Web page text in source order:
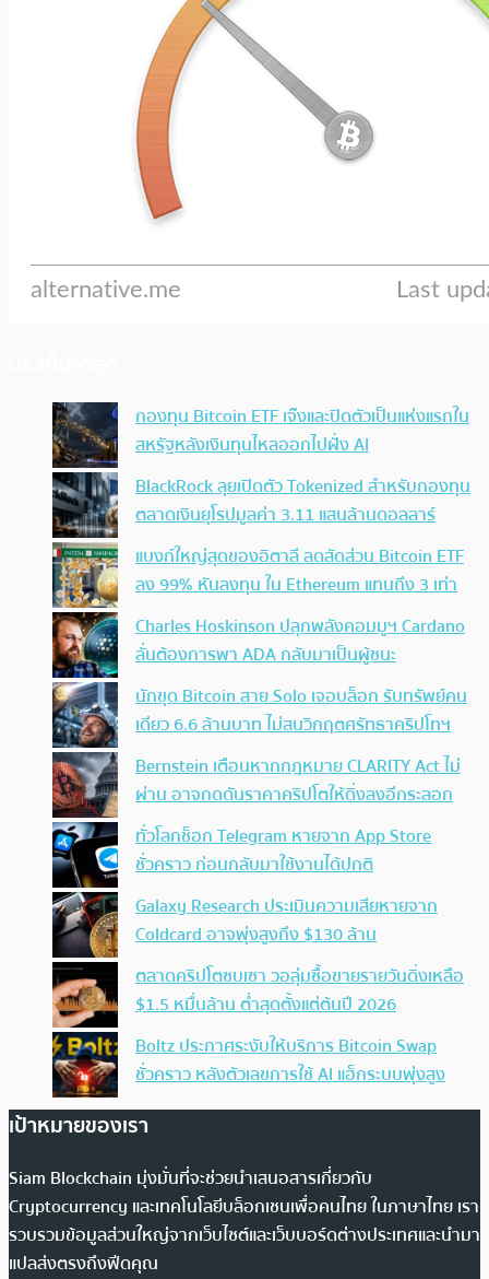
กองทุน Bitcoin ETF เจ๊งและปิดตัวเป็นแห่งแรกใน
สหรัฐหลังเงินทุนไหลออกไปฝั่ง AI
BlackRock ลุยเปิดตัว Tokenized สำหรับกองทุน
ตลาดเงินยุโรปมูลค่า 3.11 แสนล้านดอลลาร์
แบงก์ใหญ่สุดของอิตาลี ลดสัดส่วน Bitcoin ETF
ลง 99% หันลงทุน ใน Ethereum แทนถึง 3 เท่า
Charles Hoskinson ปลุกพลังคอมมูฯ Cardano
ลั่นต้องการพา ADA กลับมาเป็นผู้ชนะ
นักขุด Bitcoin สาย Solo เจอบล็อก รับทรัพย์คน
เดียว 6.6 ล้านบาท ไม่สนวิกฤตศรัทธาคริปโทฯ
Bernstein เตือนหากกฎหมาย CLARITY Act ไม่
ผ่าน อาจกดดันราคาคริปโตให้ดิ่งลงอีกระลอก
ทั่วโลกช็อก Telegram หายจาก App Store
ชั่วคราว ก่อนกลับมาใช้งานได้ปกติ
Galaxy Research ประเมินความเสียหายจาก
Coldcard อาจพุ่งสูงถึง $130 ล้าน
ตลาดคริปโตซบเซา วอลุ่มซื้อขายรายวันดิ่งเหลือ
$1.5 หมื่นล้าน ต่ำสุดตั้งแต่ต้นปี 2026
Boltz ประกาศระงับให้บริการ Bitcoin Swap
ชั่วคราว หลังตัวเลขการใช้ AI แฮ็กระบบพุ่งสูง
เป้าหมายของเรา
Siam Blockchain มุ่งมั่นที่จะช่วยนำเสนอสารเกี่ยวกับ
Cryptocurrency และเทคโนโลยีบล็อกเชนเพื่อคนไทย ในภาษาไทย เรา
รวบรวมข้อมูลส่วนใหญ่จากเว็บไซต์และเว็บบอร์ดต่างประเทศและนำมา
แปลส่งตรงถึงฟีดคุณ